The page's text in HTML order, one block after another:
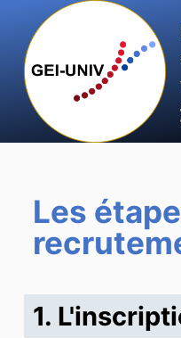
s
e
Les
1.